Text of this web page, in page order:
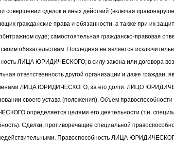
совершении сделок и иных действий (включая
гражданские права и обязанности, а также при их
суде; самостоятельная гражданско-правовая
своим обязательствам. Последняя не является
ЛИЦА ЮРИДИЧЕСКОГО; в силу закона или договора
ответственность другой организации и даже граждан,
ЛИЦА ЮРИДИЧЕСКОГО, за его долги. ЛИЦО
своего устава (положения). Объем
определяется целями его деятельности (т.н.
Сделки, противоречащие специальной
Правоспособность ЛИЦА